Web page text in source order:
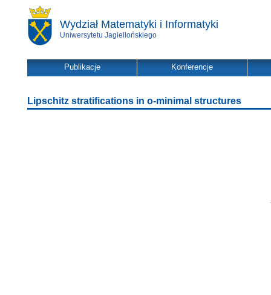
Wydział Matematyki i Informatyki
Uniwersytetu Jagiellońskiego
Publikacje Konferencje
Lipschitz stratifications in o-minimal structures